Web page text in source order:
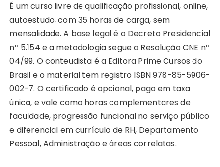
É um curso livre de qualificação profissional, online,
autoestudo, com 35 horas de carga, sem
mensalidade. A base legal é o Decreto Presidencial
nº 5.154 e a metodologia segue a Resolução CNE nº
04/99. O conteudista é a Editora Prime Cursos do
Brasil e o material tem registro ISBN 978-85-5906-
002-7. O certificado é opcional, pago em taxa
única, e vale como horas complementares de
faculdade, progressão funcional no serviço público
e diferencial em currículo de RH, Departamento
Pessoal, Administração e áreas correlatas.